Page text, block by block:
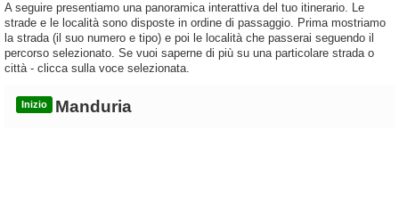
A seguire presentiamo una panoramica interattiva del tuo itinerario. Le
strade e le località sono disposte in ordine di passaggio. Prima mostriamo
la strada (il suo numero e tipo) e poi le località che passerai seguendo il
percorso selezionato. Se vuoi saperne di più su una particolare strada o
città - clicca sulla voce selezionata.
Inizio Manduria